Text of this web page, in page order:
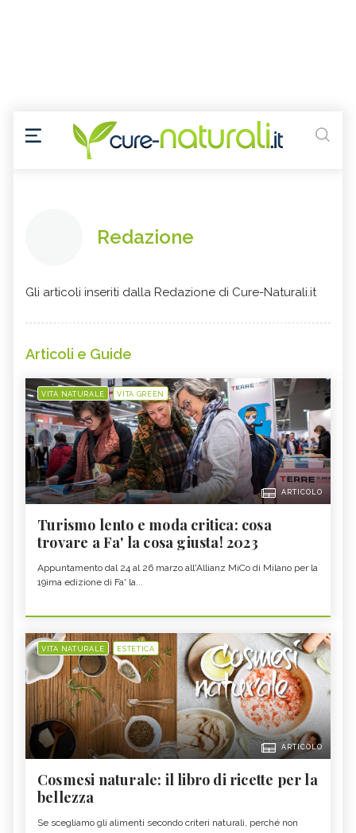
Redazione
Gli articoli inseriti dalla Redazione di Cure-Naturali.it
Articoli e Guide
VITA NATURALE VITA GREEN
ARTICOLO
Turismo lento e moda critica: cosa
trovare a Fa' la cosa giusta! 2023
Appuntamento dal 24 al 26 marzo all'Allianz MiCo di Milano per la
19ima edizione di Fa' la...
VITA NATURALE ESTETICA
ARTICOLO
Cosmesi naturale: il libro di ricette per la
bellezza
Se scegliamo gli alimenti secondo criteri naturali, perché non